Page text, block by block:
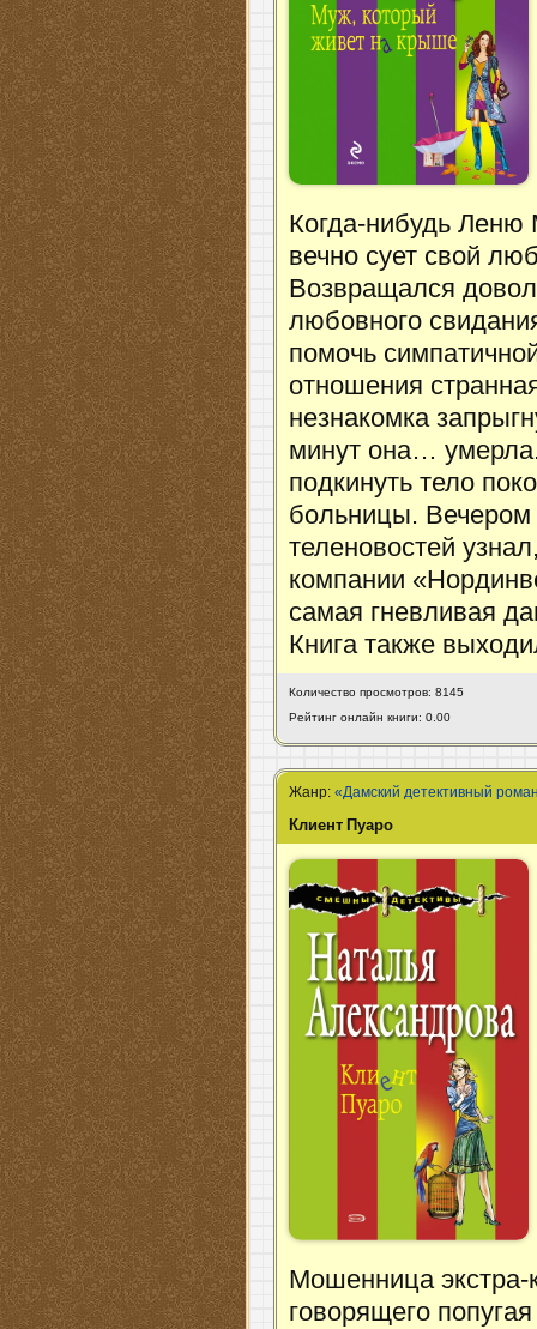
Когда-нибудь Леню
вечно сует свой
Возвращался
любовного
помочь
отношения
незнакомка
минут она…
подкинуть тело
больницы.
теленовостей
компании
самая гневливая
Книга также
Количество просмотров: 8145
Рейтинг онлайн книги: 0.00
Жанр:«Дамский детективный
Клиент Пуаро
Мошенница экстра-
говорящего